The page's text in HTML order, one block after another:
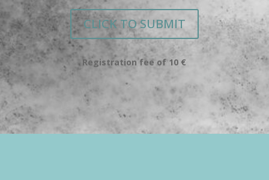
CLICK TO SUBMIT
Registration fee of 10 €